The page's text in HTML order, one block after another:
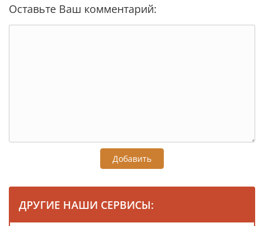
Оставьте Ваш комментарий:
Добавить
ДРУГИЕ НАШИ СЕРВИСЫ: